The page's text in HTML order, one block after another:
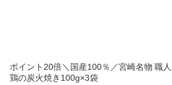
ポイント20倍＼国産100％／宮崎名物 職
鶏の炭火焼き100g×3袋